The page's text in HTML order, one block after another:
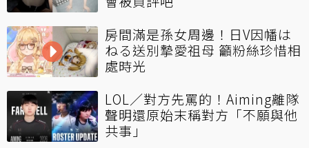
房間滿是孫女周邊！日V因幡は
ねる送別摯愛祖母 籲粉絲珍惜相
處時光
LOL／對方先罵的！Aiming離隊
聲明還原始末稱對方「不願與他
共事」